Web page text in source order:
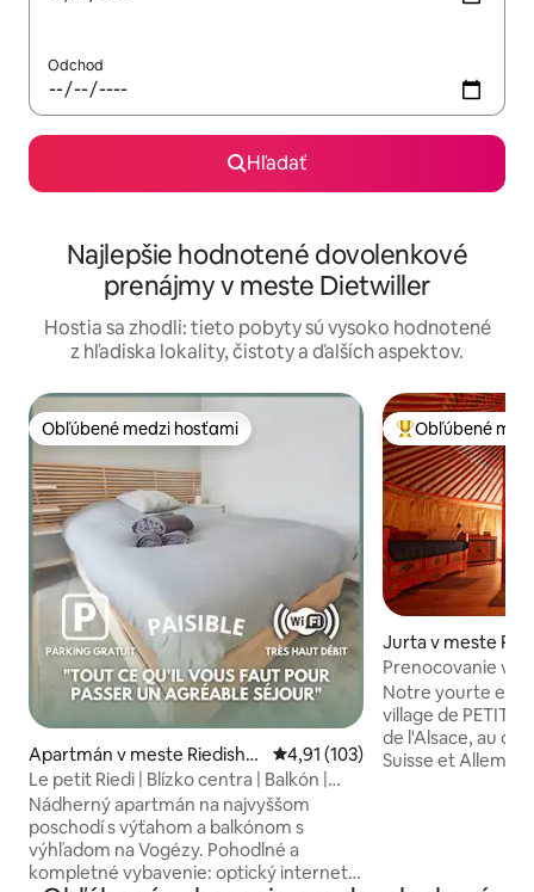
Odchod
Hľadať
Najlepšie hodnotené dovolenkové
prenájmy v meste Dietwiller
Hostia sa zhodli: tieto pobyty sú vysoko hodnotené
z hľadiska lokality, čistoty a ďalších aspektov.
Obľúbené medzi hosťami
Obľúbené medzi hosťami
Apartmán v meste Riedishei
m
Priemerné ohodnotenie 4,91 z
4,91 (103)
Le petit Riedi | Blízko centra | Balkón |
Pokojné
Nádherný apartmán na najvyššom
poschodí s výťahom a balkónom s
výhľadom na Vogézy. Pohodlné a
kompletné vybavenie: optický internet,
Najobľúbenejšie
Obľúbené
Jurta v meste
Prenocovanie v
Notre yourte est
village de PETIT-
de l'Alsace, au
Suisse et Allemagne. Aménagée